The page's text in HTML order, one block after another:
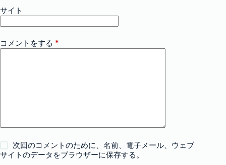
サイト
コメントをする *
次回のコメントのために、名前、電子メール、ウェブ
サイトのデータをブラウザーに保存する。